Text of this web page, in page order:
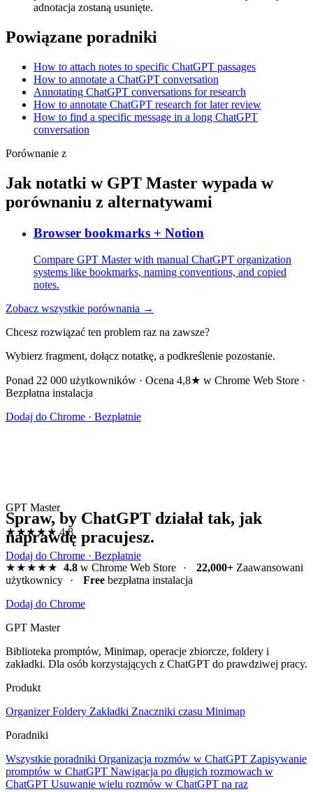
adnotacja zostaną usunięte.
Powiązane poradniki
How to attach notes to specific ChatGPT passages
How to annotate a ChatGPT conversation
Annotating ChatGPT conversations for research
How to annotate ChatGPT research for later review
How to find a specific message in a long ChatGPT
conversation
Porównanie z
Jak notatki w GPT Master wypada w
porównaniu z alternatywami
Browser bookmarks + Notion
Compare GPT Master with manual ChatGPT organization
systems like bookmarks, naming conventions, and copied
notes.
Zobacz wszystkie porównania →
Chcesz rozwiązać ten problem raz na zawsze?
Wybierz fragment, dołącz notatkę, a podkreślenie pozostanie.
Ponad 22 000 użytkowników · Ocena 4,8★ w Chrome Web Store ·
Bezpłatna instalacja
Dodaj do Chrome · Bezpłatnie
GPT Master
★★★★★ 4.8
Dodaj do Chrome · Bezpłatnie
Spraw, by ChatGPT działał tak, jak
naprawdę pracujesz.
★★★★★ 4.8w Chrome Web Store · 22,000+Zaawansowani
użytkownicy
· Free bezpłatna instalacja
Dodaj do Chrome
GPT Master
Biblioteka promptów, Minimap, operacje zbiorcze, foldery i
zakładki. Dla osób korzystających z ChatGPT do prawdziwej pracy.
Produkt
OrganizerFoldery Zakładki Znaczniki czasu Minimap
Poradniki
Wszystkie poradniki Organizacja rozmów w ChatGPT Zapisywanie
promptów w ChatGPT Nawigacja po długich rozmowach w
ChatGPT Usuwanie wielu rozmów w ChatGPT na raz